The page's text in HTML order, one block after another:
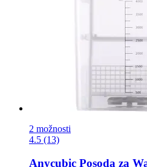
2 možnosti
4.5 (13)
Anycubic Posoda za